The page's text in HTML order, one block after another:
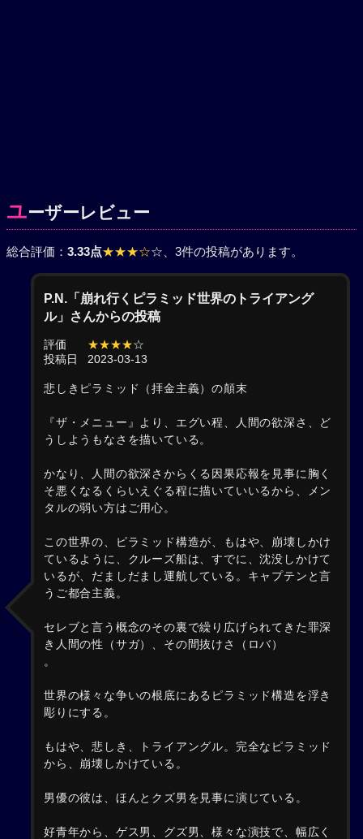
ユーザーレビュー
総合評価： 3.33点★★★☆☆ 、3件の投稿があります。
P.N.「崩れ行くピラミッド世界のトライアング
ル」さんからの投稿
評価 ★★★★☆
投稿日
2023-03-13
悲しきピラミッド（拝金主義）の顛末
『ザ・メニュー』より、エグい程、人間の欲深さ、ど
うしようもなさを描いている。
かなり、人間の欲深さからくる因果応報を見事に胸く
そ悪くなるくらいえぐる程に描いていいるから、メン
タルの弱い方はご用心。
この世界の、ピラミッド構造が、もはや、崩壊しかけ
ているように、クルーズ船は、すでに、沈没しかけて
いるが、だましだまし運航している。キャプテンと言
うご都合主義。
セレブと言う概念のその裏で繰り広げられてきた罪深
き人間の性（サガ）、その間抜けさ（ロバ）
。
世界の様々な争いの根底にあるピラミッド構造を浮き
彫りにする。
もはや、悲しき、トライアングル。完全なピラミッド
から、崩壊しかけている。
男優の彼は、ほんとクズ男を見事に演じている。
好青年から、ゲス男、グズ男、様々な演技で、幅広く